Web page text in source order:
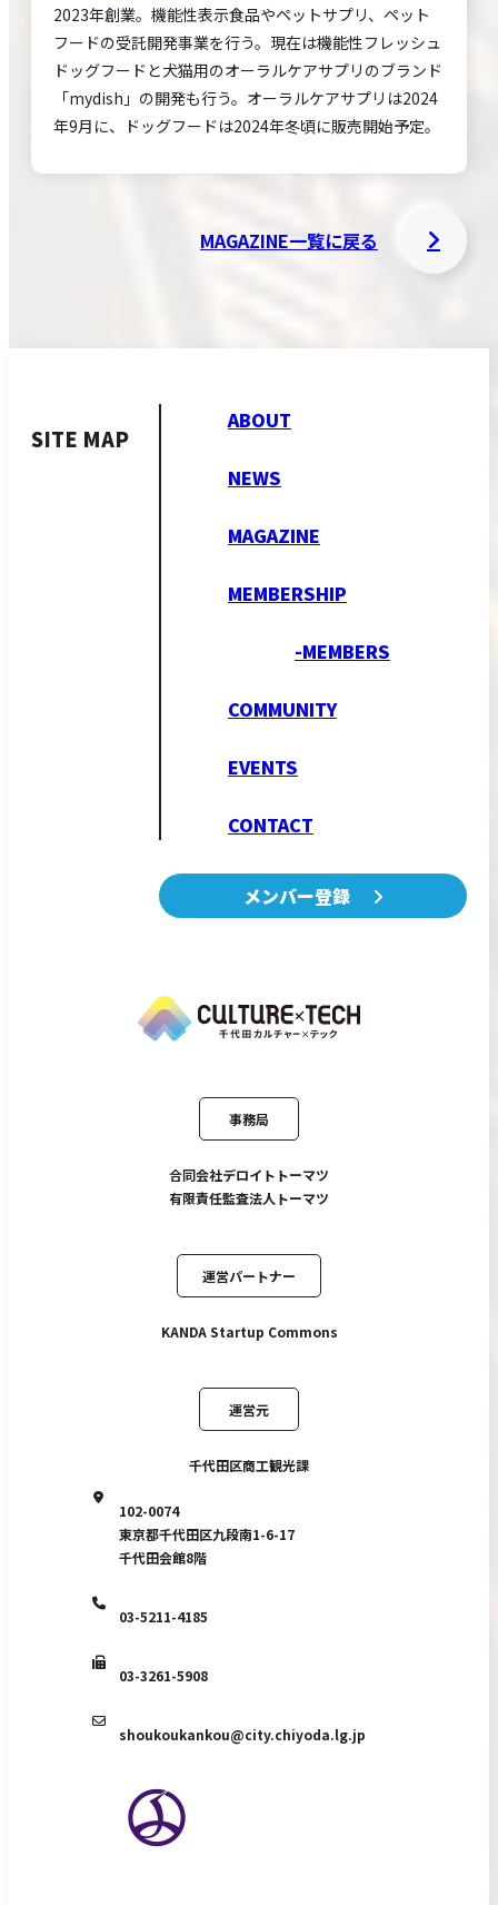
2023年創業。機能性表示食品やペットサプリ、ペット
フードの受託開発事業を行う。現在は機能性フレッシュ
ドッグフードと犬猫用のオーラルケアサプリのブランド
「mydish」の開発も行う。オーラルケアサプリは2024
年9月に、ドッグフードは2024年冬頃に販売開始予定。
MAGAZINE一覧に戻る
SITE MAP
ABOUT
NEWS
MAGAZINE
MEMBERSHIP
-MEMBERS
COMMUNITY
EVENTS
CONTACT
メンバー登録
事務局
合同会社デロイトトーマツ
有限責任監査法人トーマツ
運営パートナー
KANDA Startup Commons
運営元
千代田区商工観光課
102-0074
東京都千代田区九段南1-6-17
千代田会館8階
03-5211-4185
03-3261-5908
shoukoukankou@city.chiyoda.lg.jp